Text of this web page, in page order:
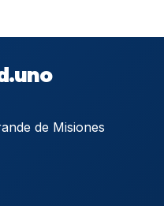
de Misiones